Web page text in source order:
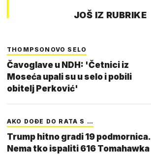
JOŠ IZ RUBRIKE
THOMPSONOVO SELO
Čavoglave u NDH: 'Četnici iz
Moseća upali su u selo i pobili
obitelj Perković'
AKO DOĐE DO RATA S …
Trump hitno gradi 19 podmornica.
Nema tko ispaliti 616 Tomahawka